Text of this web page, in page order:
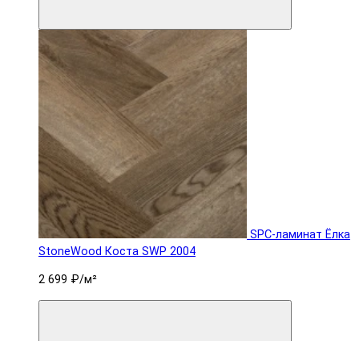
SPC-ламинат Ëлка
StoneWood Коста SWP 2004
2 699 ₽/м²